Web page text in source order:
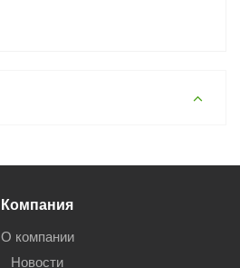
Компания
О компании
Новости